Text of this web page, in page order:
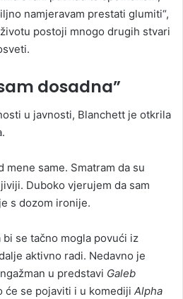
namjeravam prestati glumiti“,
postoji mnogo drugih stvari
dosadna”
u javnosti, Blanchett je otkrila
mene same. Smatram da su
Duboko vjerujem da sam
s dozom ironije.
se tačno mogla povući iz
aktivno radi. Nedavno je
u predstavi Galeb
će se pojaviti i u komediji Alpha